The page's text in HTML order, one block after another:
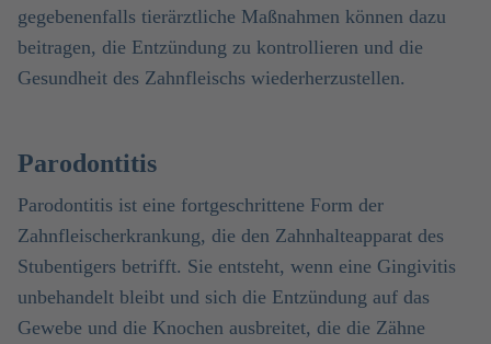
gegebenenfalls tierärztliche Maßnahmen können dazu
beitragen, die Entzündung zu kontrollieren und die
Gesundheit des Zahnfleischs wiederherzustellen.
Parodontitis
Parodontitis ist eine fortgeschrittene Form der
Zahnfleischerkrankung, die den Zahnhalteapparat des
Stubentigers betrifft. Sie entsteht, wenn eine Gingivitis
unbehandelt bleibt und sich die Entzündung auf das
Gewebe und die Knochen ausbreitet, die die Zähne